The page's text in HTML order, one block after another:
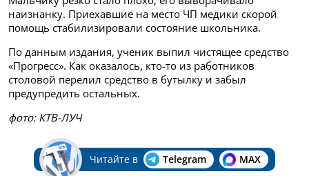
наизнанку. Приехавшие на место ЧП медики скорой
помощь стабилизировали состояние школьника.
По данным издания, ученик выпил чистящее средство
«Прогресс». Как оказалось, кто-то из работников
столовой перелил средство в бутылку и забыл
предупредить остальных.
фото: КТВ-ЛУЧ
Читайте в Telegram MAX